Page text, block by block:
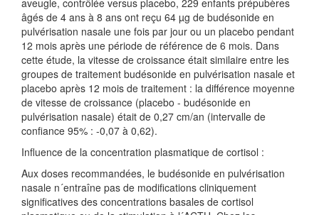
aveugle, contrôlée versus placebo, 229 enfants prépubères
âgés de 4 ans à 8 ans ont reçu 64 µg de budésonide en
pulvérisation nasale une fois par jour ou un placebo pendant
12 mois après une période de référence de 6 mois. Dans
cette étude, la vitesse de croissance était similaire entre les
groupes de traitement budésonide en pulvérisation nasale et
placebo après 12 mois de traitement : la différence moyenne
de vitesse de croissance (placebo - budésonide en
pulvérisation nasale) était de 0,27 cm/an (intervalle de
confiance 95% : -0,07 à 0,62).
Influence de la concentration plasmatique de cortisol :
Aux doses recommandées, le budésonide en pulvérisation
nasale n´entraîne pas de modifications cliniquement
significatives des concentrations basales de cortisol